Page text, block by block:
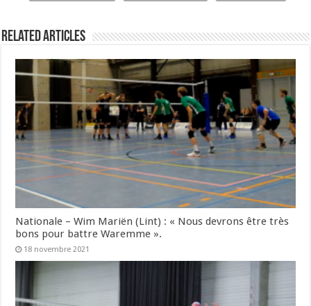
Related Articles
Nationale – Wim Mariën (Lint) : « Nous devrons être très
bons pour battre Waremme ».
18 novembre 2021